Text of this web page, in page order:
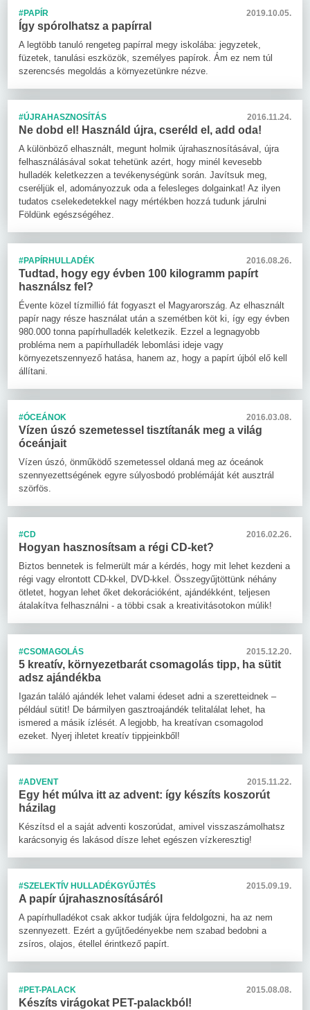
#PAPÍR 2019.10.05.
Így spórolhatsz a papírral
A legtöbb tanuló rengeteg papírral megy iskolába: jegyzetek,
füzetek, tanulási eszközök, személyes papírok. Ám ez nem túl
szerencsés megoldás a környezetünkre nézve.
#ÚJRAHASZNOSÍTÁS 2016.11.24.
Ne dobd el! Használd újra, cseréld el, add oda!
A különböző elhasznált, megunt holmik újrahasznosításával, újra
felhasználásával sokat tehetünk azért, hogy minél kevesebb
hulladék keletkezzen a tevékenységünk során. Javítsuk meg,
cseréljük el, adományozzuk oda a felesleges dolgainkat! Az ilyen
tudatos cselekedetekkel nagy mértékben hozzá tudunk járulni
Földünk egészségéhez.
#PAPÍRHULLADÉK 2016.08.26.
Tudtad, hogy egy évben 100 kilogramm papírt
használsz fel?
Évente közel tízmillió fát fogyaszt el Magyarország. Az elhasznált
papír nagy része használat után a szemétben köt ki, így egy évben
980.000 tonna papírhulladék keletkezik. Ezzel a legnagyobb
probléma nem a papírhulladék lebomlási ideje vagy
környezetszennyező hatása, hanem az, hogy a papírt újból elő kell
állítani.
#ÓCEÁNOK 2016.03.08.
Vízen úszó szemetessel tisztítanák meg a világ
óceánjait
Vízen úszó, önműködő szemetessel oldaná meg az óceánok
szennyezettségének egyre súlyosbodó problémáját két ausztrál
szörfös.
#CD 2016.02.26.
Hogyan hasznosítsam a régi CD-ket?
Biztos bennetek is felmerült már a kérdés, hogy mit lehet kezdeni a
régi vagy elrontott CD-kkel, DVD-kkel. Összegyűjtöttünk néhány
ötletet, hogyan lehet őket dekorációként, ajándékként, teljesen
átalakítva felhasználni - a többi csak a kreativitásotokon múlik!
#CSOMAGOLÁS 2015.12.20.
5 kreatív, környezetbarát csomagolás tipp, ha sütit
adsz ajándékba
Igazán találó ajándék lehet valami édeset adni a szeretteidnek –
például sütit! De bármilyen gasztroajándék telitalálat lehet, ha
ismered a másik ízlését. A legjobb, ha kreatívan csomagolod
ezeket. Nyerj ihletet kreatív tippjeinkből!
#ADVENT 2015.11.22.
Egy hét múlva itt az advent: így készíts koszorút
házilag
Készítsd el a saját adventi koszorúdat, amivel visszaszámolhatsz
karácsonyig és lakásod dísze lehet egészen vízkeresztig!
#SZELEKTÍV HULLADÉKGYŰJTÉS 2015.09.19.
A papír újrahasznosításáról
A papírhulladékot csak akkor tudják újra feldolgozni, ha az nem
szennyezett. Ezért a gyűjtőedényekbe nem szabad bedobni a
zsíros, olajos, étellel érintkező papírt.
#PET-PALACK 2015.08.08.
Készíts virágokat PET-palackból!